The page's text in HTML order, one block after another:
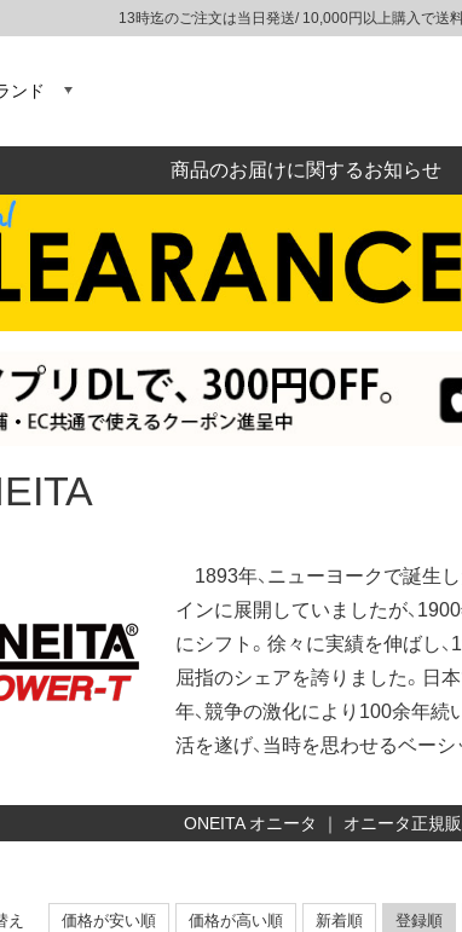
13時迄のご注文は当日発送/ 10,000円以上購入で送
ンド
商品のお届けに関するお知らせ
1893年、ニューヨークで誕生し
インに展開していましたが、
にシフト。徐々に実績を伸ばし
屈指のシェアを誇りました。日
年、競争の激化により100余年続
活を遂げ、当時を思わせるベー
ONEITA オニータ ｜ オニータ正規
え 価格が安い順 価格が高い順 新着順 登録順